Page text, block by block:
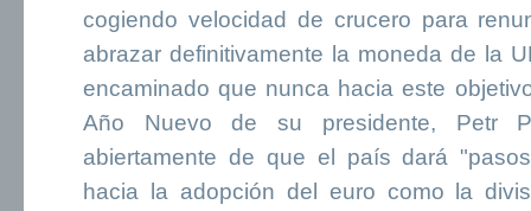
cogiendo velocidad de crucero para
abrazar definitivamente la moneda de la
encaminado que nunca hacia este
Año Nuevo de su presidente, Petr
abiertamente de que el país dará
hacia la adopción del euro como la